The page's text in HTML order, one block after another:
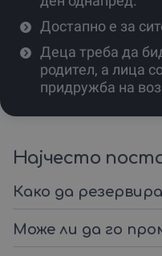
Избери третман,
доживување!
Достапно е за
Деца треба да
родител, а лица
придружба на
Најчесто
Како да
Може ли да го